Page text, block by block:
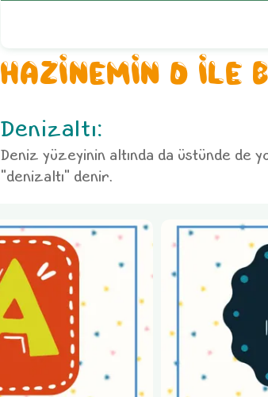
HAZİNEMİN D İLE
Denizaltı:
Deniz yüzeyinin altında da üstünde de
"denizaltı" denir.